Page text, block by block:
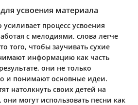
усвоения материала
процесс усвоения
с мелодиями, слова легче
того, чтобы заучивать сухие
информацию как часть
они не только
и понимают основные идеи.
натолкнуть своих детей на
могут использовать песни как